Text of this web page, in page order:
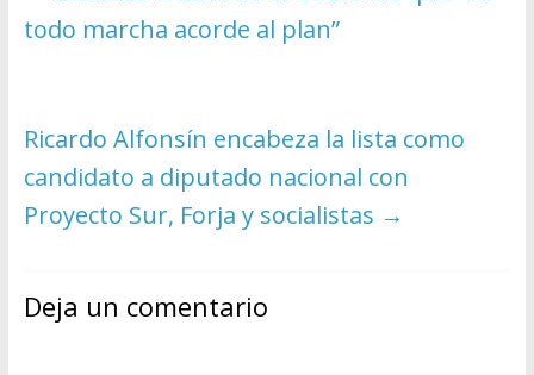
todo marcha acorde al plan”
Ricardo Alfonsín encabeza la lista como
candidato a diputado nacional con
Proyecto Sur, Forja y socialistas →
Deja un comentario